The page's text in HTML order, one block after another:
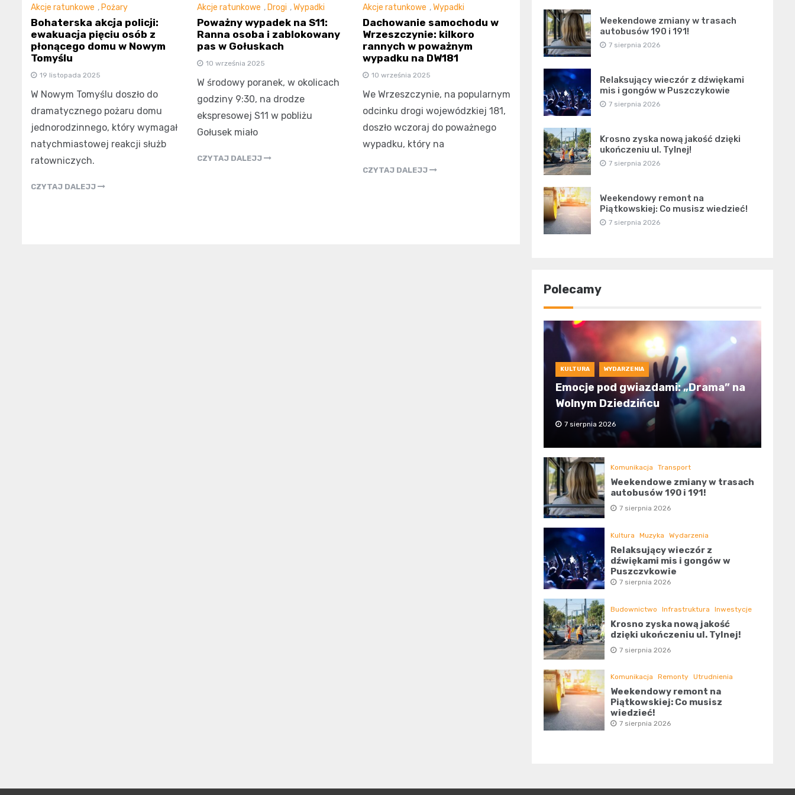
Akcje ratunkowe , Pożary
Bohaterska akcja policji:
ewakuacja pięciu osób z
płonącego domu w Nowym
Tomyślu
19 listopada 2025
W Nowym Tomyślu doszło do
dramatycznego pożaru domu
jednorodzinnego, który wymagał
natychmiastowej reakcji służb
ratowniczych.
CZYTAJ DALEJJ
Akcje ratunkowe , Drogi ,Wypadki
Poważny wypadek na S11:
Ranna osoba i zablokowany
pas w Gołuskach
10 września 2025
W środowy poranek, w okolicach
godziny 9:30, na drodze
ekspresowej S11 w pobliżu
Gołusek miało
CZYTAJ DALEJJ
Akcje ratunkowe ,Wypadki
Dachowanie samochodu w
Wrzeszczynie: kilkoro
rannych w poważnym
wypadku na DW181
10 września 2025
We Wrzeszczynie, na popularnym
odcinku drogi wojewódzkiej 181,
doszło wczoraj do poważnego
wypadku, który na
CZYTAJ DALEJJ
Weekendowe zmiany w trasach
autobusów 190 i 191!
7 sierpnia 2026
Relaksujący wieczór z dźwiękami
mis i gongów w Puszczykowie
7 sierpnia 2026
Krosno zyska nową jakość dzięki
ukończeniu ul. Tylnej!
7 sierpnia 2026
Weekendowy remont na
Piątkowskiej: Co musisz wiedzieć!
7 sierpnia 2026
Polecamy
KULTURA WYDARZENIA
Emocje pod gwiazdami: „Drama” na
Wolnym Dziedzińcu
7 sierpnia 2026
Komunikacja Transport
Weekendowe zmiany w trasach
autobusów 190 i 191!
7 sierpnia 2026
Kultura Muzyka Wydarzenia
Relaksujący wieczór z
dźwiękami mis i gongów w
Puszczykowie
7 sierpnia 2026
Budownictwo Infrastruktura Inwestycje
Krosno zyska nową jakość
dzięki ukończeniu ul. Tylnej!
7 sierpnia 2026
Komunikacja Remonty Utrudnienia
Weekendowy remont na
Piątkowskiej: Co musisz
wiedzieć!
7 sierpnia 2026